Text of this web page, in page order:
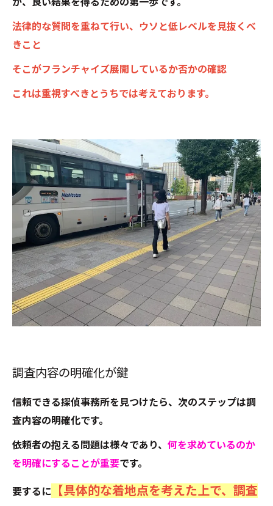
法律的な質問を重ねて行い、ウソと低レベルを見抜くべ
きこと
そこがフランチャイズ展開しているか否かの確認
これは重視すべきとうちでは考えております。
調査内容の明確化が鍵
信頼できる探偵事務所を見つけたら、次のステップは調
査内容の明確化です。
依頼者の抱える問題は様々であり、 何を求めているのか
を明確にすることが重要です。
要するに
【具体的な着地点を考えた上で、調査